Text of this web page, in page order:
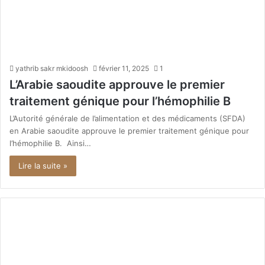
yathrib sakr mkidoosh février 11, 2025 1
L’Arabie saoudite approuve le premier
traitement génique pour l’hémophilie B
L’Autorité générale de l’alimentation et des médicaments (SFDA)
en Arabie saoudite approuve le premier traitement génique pour
l’hémophilie B. Ainsi…
Lire la suite »